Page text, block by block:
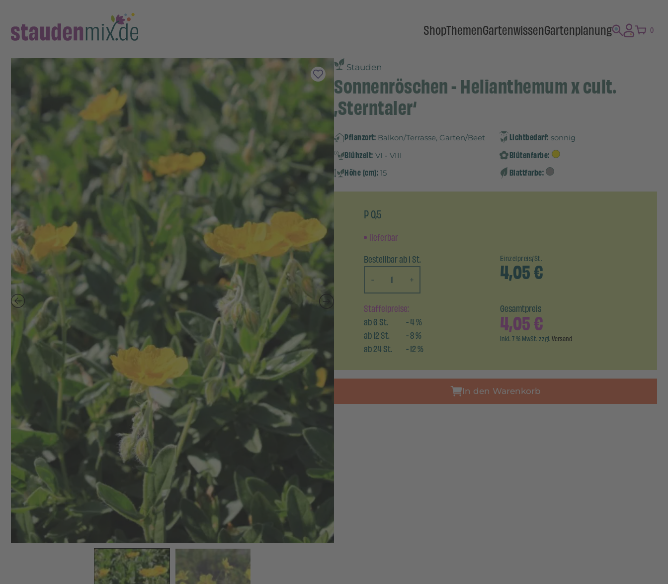
ShopThemenGartenwissenGartenplanung 0
Stauden
Sonnenröschen - Helianthemum x cult.
‚Sterntaler‘
Pflanzort: Balkon/Terrasse, Garten/Beet Lichtbedarf: sonnig
Blühzeit: VI - VIII
Blütenfarbe:
Höhe (cm): 15 Blattfarbe:
P 0,5
lieferbar
Bestellbar ab 1 St.
-
+
Einzelpreis/St.
4,05€
Staffelpreise:
ab6St. -4%
ab12St. -8%
ab24St. -12%
Gesamtpreis
4,05€
inkl. 7 % MwSt. zzgl.Versand
In den Warenkorb